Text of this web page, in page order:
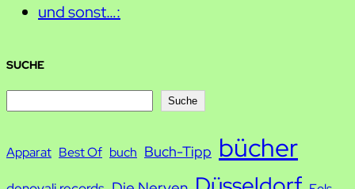
und sonst…:
SUCHE
c
Suche
Apparat Best Of buch Buch-Tipp bücher